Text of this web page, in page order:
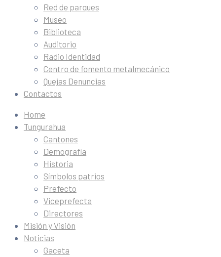
Red de parques
Museo
Biblioteca
Auditorio
Radio Identidad
Centro de fomento metalmecánico
Quejas Denuncias
Contactos
Home
Tungurahua
Cantones
Demografía
Historia
Símbolos patrios
Prefecto
Viceprefecta
Directores
Misión y Visión
Noticias
Gaceta